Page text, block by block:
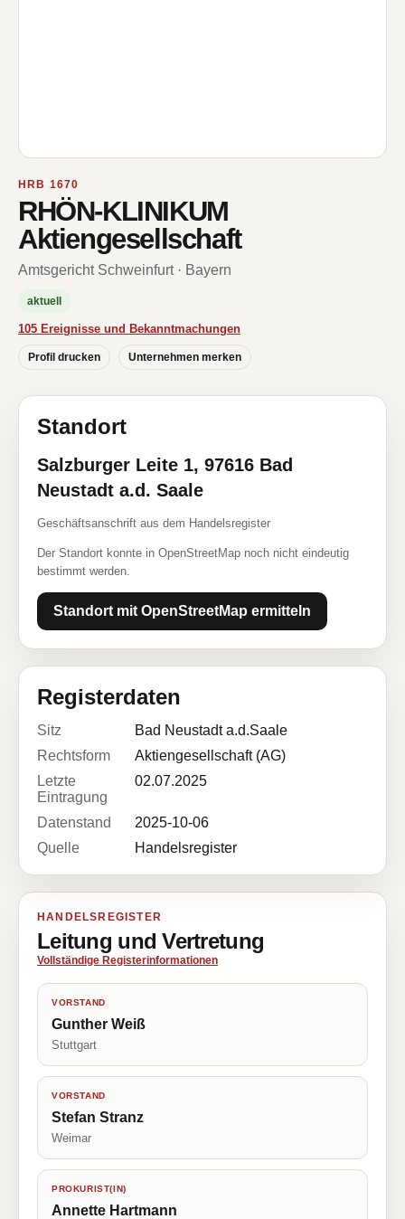
HRB 1670
RHÖN-KLINIKUM
Aktiengesellschaft
Amtsgericht Schweinfurt · Bayern
aktuell
105 Ereignisse und Bekanntmachungen
Profil drucken Unternehmen merken
Standort
Salzburger Leite 1, 97616 Bad
Neustadt a.d. Saale
Geschäftsanschrift aus dem Handelsregister
Der Standort konnte in OpenStreetMap noch nicht eindeutig
bestimmt werden.
Standort mit OpenStreetMap ermitteln
Registerdaten
Sitz
Bad Neustadt a.d.Saale
Rechtsform
Aktiengesellschaft (AG)
Letzte
Eintragung
02.07.2025
Datenstand
2025-10-06
Quelle
Handelsregister
HANDELSREGISTER
Leitung und Vertretung
Vollständige Registerinformationen
VORSTAND
Gunther Weiß
Stuttgart
VORSTAND
Stefan Stranz
Weimar
PROKURIST(IN)
Annette Hartmann